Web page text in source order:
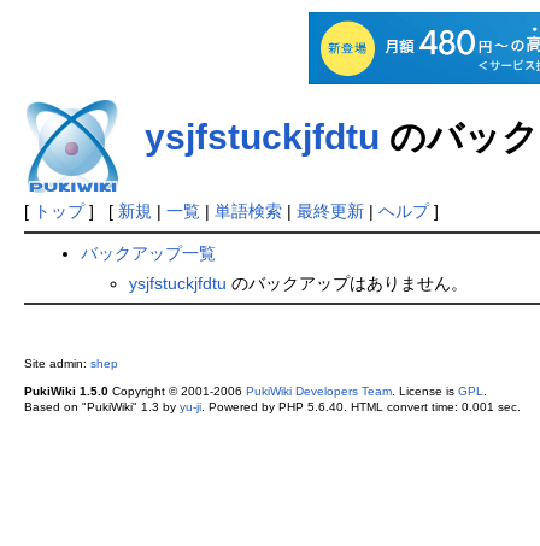
ysjfstuckjfdtu のバッ
[ トップ] [ 新規 | 一覧| 単語検索| 最終更新| ヘルプ]
バックアップ一覧
ysjfstuckjfdtu のバックアップはありません。
Site admin: shep
PukiWiki 1.5.0Copyright © 2001-2006 PukiWiki Developers Team. License is GPL
Based on "PukiWiki" 1.3 by yu-ji. Powered by PHP 5.6.40. HTML convert time: 0.001 sec.